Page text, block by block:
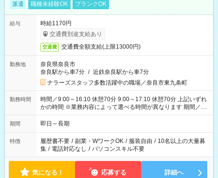
派遣 職種未経験OK ブランクOK
給与
時給1170円
交通費別途支給あり
交通費 交通費全額支給(上限13000円)
勤務地
奈良県奈良市
奈良駅から車7分 / 近鉄奈良駅から車7分
ナラーズスタッフ多数活躍中の職場／奈良市東九条町
勤務時間
時間／9:00～16:10 休憩70分 9:00～17:10 休憩70分 上記いずれ
かの時間 ※業務内容によって選べる時間が異なります 期間／即
日～長期安定 スタート日は相談可能！ 勤務日／月～金の週4日
～でOK！
期間 即日～長期
特徴 履歴書不要 / 副業・WワークOK / 服装自由 / 10名以上の大量募
集 / 電話対応なし / パソコンスキル不要
気になる！ 応募する 詳細へ